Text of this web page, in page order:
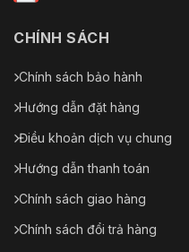
CHÍNH SÁCH
Chính sách bảo hành
Hướng dẫn đặt hàng
Điều khoản dịch vụ chung
Hướng dẫn thanh toán
Chính sách giao hàng
Chính sách đổi trả hàng